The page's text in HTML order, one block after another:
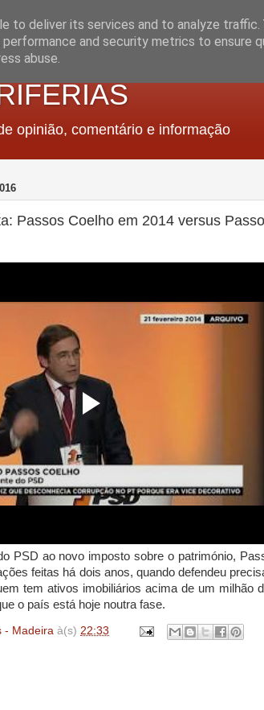
opinião, comentário e informação
Passos Coelho em 2014 versus
PSD ao novo imposto sobre o património,
feitas há dois anos, quando defendeu
tem ativos imobiliários acima de um milhão
o país está hoje noutra fase.
- Madeira à(s) 22:33
to deliver its services and to analyze traffic.
and security metrics to ensure
abuse.